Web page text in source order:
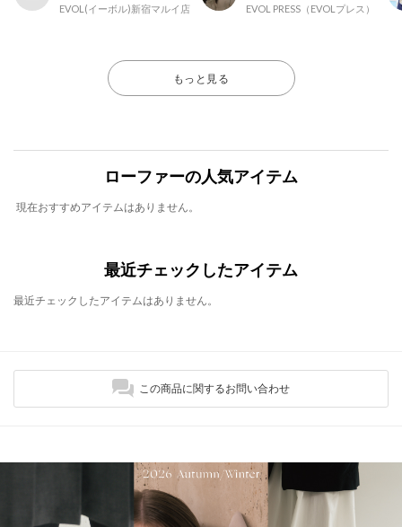
EVOL(イーボル)新宿マルイ店 EVOL PRESS（EVOLプレス）
もっと見る
ローファーの人気アイテム
現在おすすめアイテムはありません。
最近チェックしたアイテム
最近チェックしたアイテムはありません。
この商品に関するお問い合わせ